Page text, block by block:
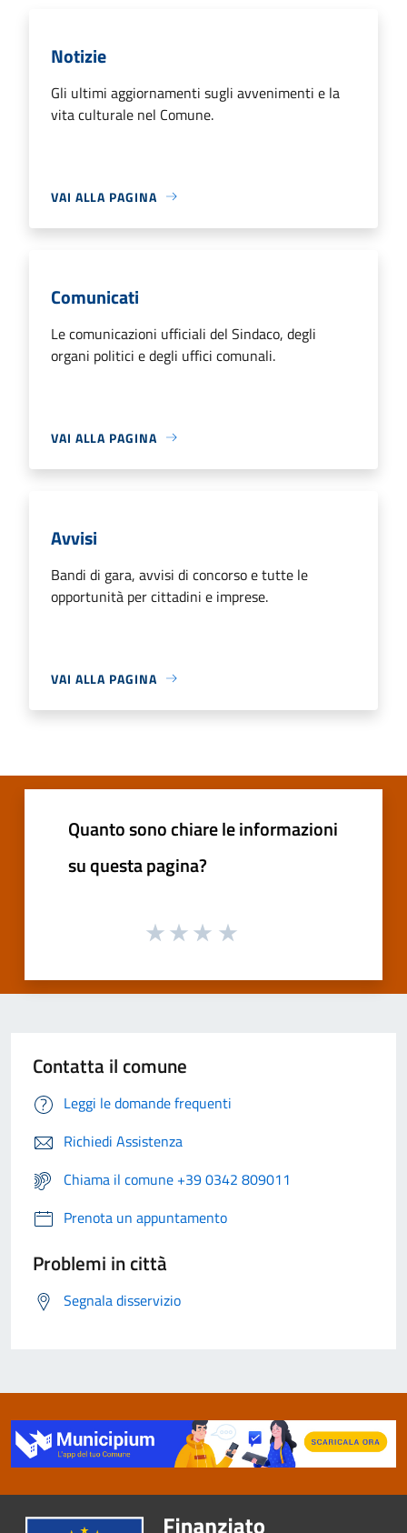
Notizie
Gli ultimi aggiornamenti sugli avvenimenti e la
vita culturale nel Comune.
VAI ALLA PAGINA
Comunicati
Le comunicazioni ufficiali del Sindaco, degli
organi politici e degli uffici comunali.
VAI ALLA PAGINA
Avvisi
Bandi di gara, avvisi di concorso e tutte le
opportunità per cittadini e imprese.
VAI ALLA PAGINA
Quanto sono chiare le informazioni
su questa pagina?
Contatta il comune
Leggi le domande frequenti
Richiedi Assistenza
Chiama il comune +39 0342 809011
Prenota un appuntamento
Problemi in città
Segnala disservizio